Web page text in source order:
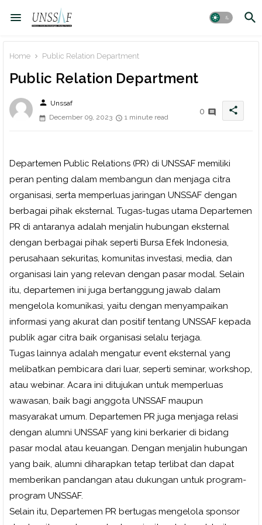
Home Public Relation Department
Public Relation Department
person Unssaf
December 09, 2023
1 minute read
0 share
Departemen Public Relations (PR) di UNSSAF memiliki
peran penting dalam membangun dan menjaga citra
organisasi, serta memperluas jaringan UNSSAF dengan
berbagai pihak eksternal. Tugas-tugas utama Departemen
PR di antaranya adalah menjalin hubungan eksternal
dengan berbagai pihak seperti Bursa Efek Indonesia,
perusahaan sekuritas, komunitas investasi, media, dan
organisasi lain yang relevan dengan pasar modal. Selain
itu, departemen ini juga bertanggung jawab dalam
mengelola komunikasi, yaitu dengan menyampaikan
informasi yang akurat dan positif tentang UNSSAF kepada
publik agar citra baik organisasi selalu terjaga.
Tugas lainnya adalah mengatur event eksternal yang
melibatkan pembicara dari luar, seperti seminar, workshop,
atau webinar. Acara ini ditujukan untuk memperluas
wawasan, baik bagi anggota UNSSAF maupun
masyarakat umum. Departemen PR juga menjaga relasi
dengan alumni UNSSAF yang kini berkarier di bidang
pasar modal atau keuangan. Dengan menjalin hubungan
yang baik, alumni diharapkan tetap terlibat dan dapat
memberikan pandangan atau dukungan untuk program-
program UNSSAF.
Selain itu, Departemen PR bertugas mengelola sponsor